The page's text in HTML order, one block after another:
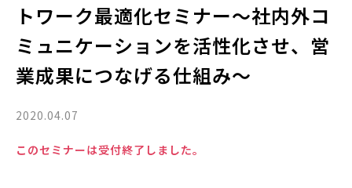
トワーク最適化セミナー〜社内外コ
ミュニケーションを活性化させ、営
業成果につなげる仕組み〜
2020.04.07
このセミナーは受付終了しました。